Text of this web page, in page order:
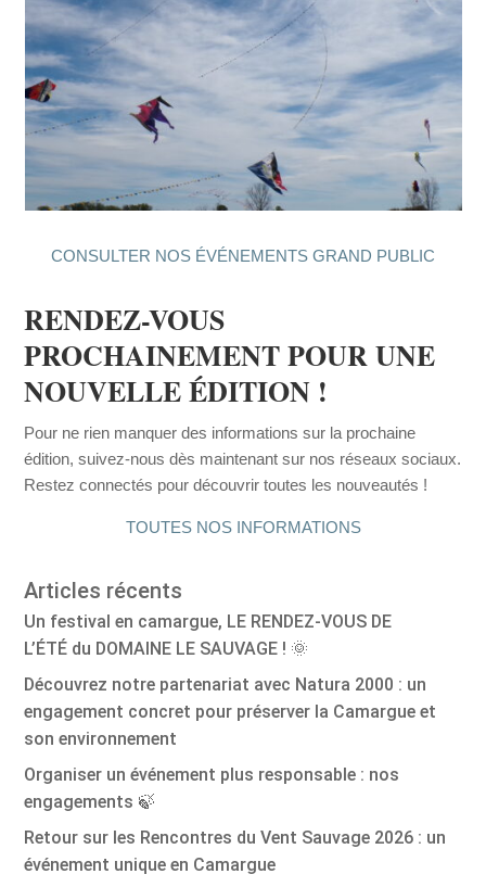
CONSULTER NOS ÉVÉNEMENTS GRAND PUBLIC
RENDEZ-VOUS
PROCHAINEMENT POUR UNE
NOUVELLE ÉDITION !
Pour ne rien manquer des informations sur la prochaine
édition, suivez-nous dès maintenant sur nos réseaux sociaux.
Restez connectés pour découvrir toutes les nouveautés !
TOUTES NOS INFORMATIONS
Articles récents
Un festival en camargue, LE RENDEZ-VOUS DE
L’ÉTÉ du DOMAINE LE SAUVAGE ! 🌞
Découvrez notre partenariat avec Natura 2000 : un
engagement concret pour préserver la Camargue et
son environnement
Organiser un événement plus responsable : nos
engagements 🍃
Retour sur les Rencontres du Vent Sauvage 2026 : un
événement unique en Camargue